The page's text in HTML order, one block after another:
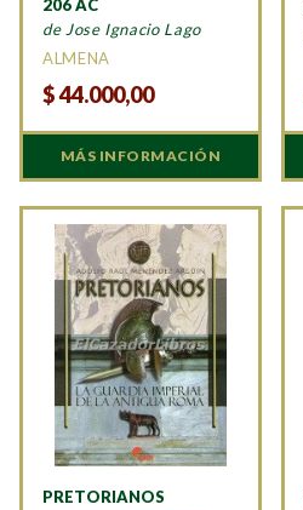
206 AC
de Jose Ignacio Lago
ALMENA
$44.000,00
MÁS INFORMACIÓN
PRETORIANOS